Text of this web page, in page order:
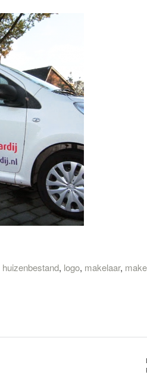
huizenbestand, logo, makelaar,